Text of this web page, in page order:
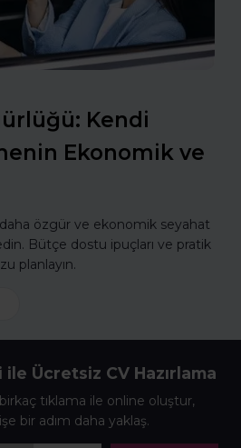
Kendi
Ekonomik ve
daha özgür ve ekonomik seyahat
Bütçe dostu ipuçları ve pratik
planlayın.
Ücretsiz CV Hazırlama
tıklama ile online oluştur,
bir adım daha yaklaş.